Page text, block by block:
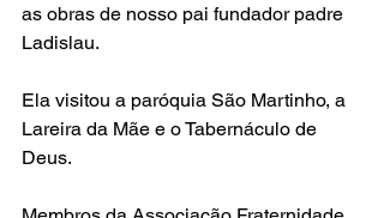
as obras de nosso pai fundador padre
Ladislau.
Ela visitou a paróquia São Martinho, a
Lareira da Mãe e o Tabernáculo de
Deus.